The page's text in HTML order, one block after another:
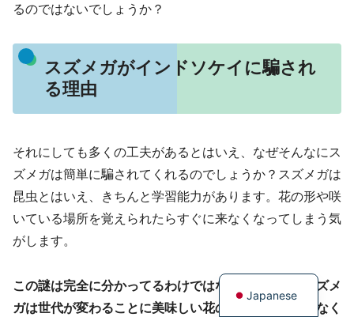
るのではないでしょうか？
スズメガがインドソケイに騙され
る理由
それにしても多くの工夫があるとはいえ、なぜそんなにス
ズメガは簡単に騙されてくれるのでしょうか？スズメガは
昆虫とはいえ、きちんと学習能力があります。花の形や咲
いている場所を覚えられたらすぐに来なくなってしまう気
がします。
この謎は完全に分かってるわけではないのですが、スズメ
ガは世代が変わることに美味しい花の種類を本能ではなく
Japanese